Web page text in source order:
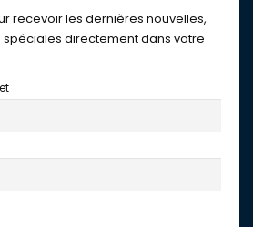
recevoir les dernières nouvelles,
spéciales directement dans votre